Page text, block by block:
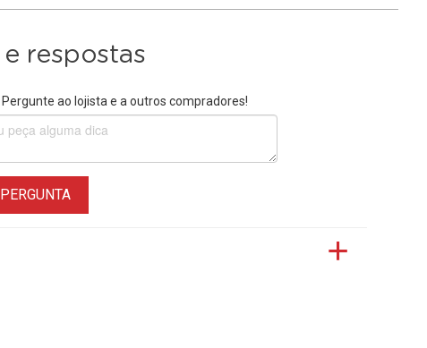
respostas
ao lojista e a outros compradores!